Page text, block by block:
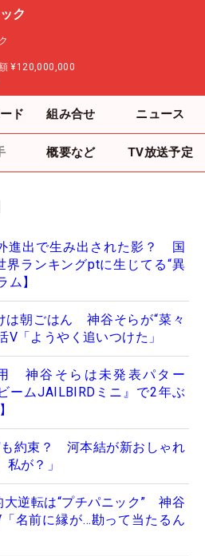
ク
¥120,000,000
ド 組み合せ ニュース
概要など TV放送予定
進出で生み出された影？ 国
界ランキングptに生じてる“異
ム】
は朝ごはん 神谷そらが“菜々
V「ようやく追いつけた」
神谷そらは未発表パター
ームJAILBIRDミニ』で2年ぶ
も約束？ 河本結が新おしゃれ
が？」
逆転は“プチパニック” 神谷
名前に縁が…勘って当たるん